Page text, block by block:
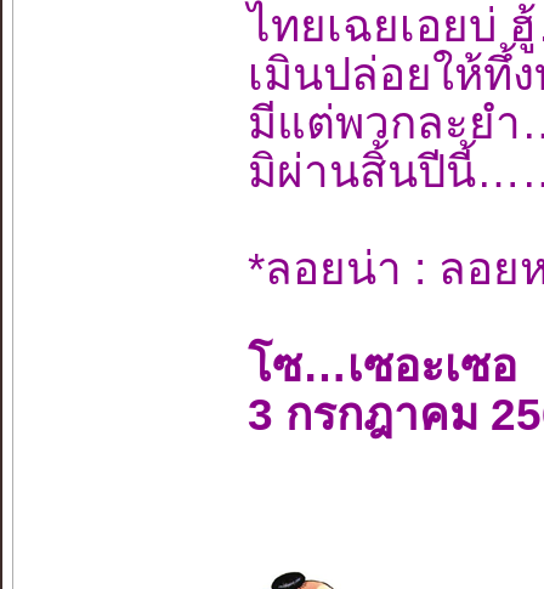
ไทยเฉยเอย
เมินปล่อยให้
มีแต่พวกละย
มิผ่านสิ้นปีนี้
*ลอยน่า : ลอย
โซ…เซอะเซอ
3 กรกฎาคม